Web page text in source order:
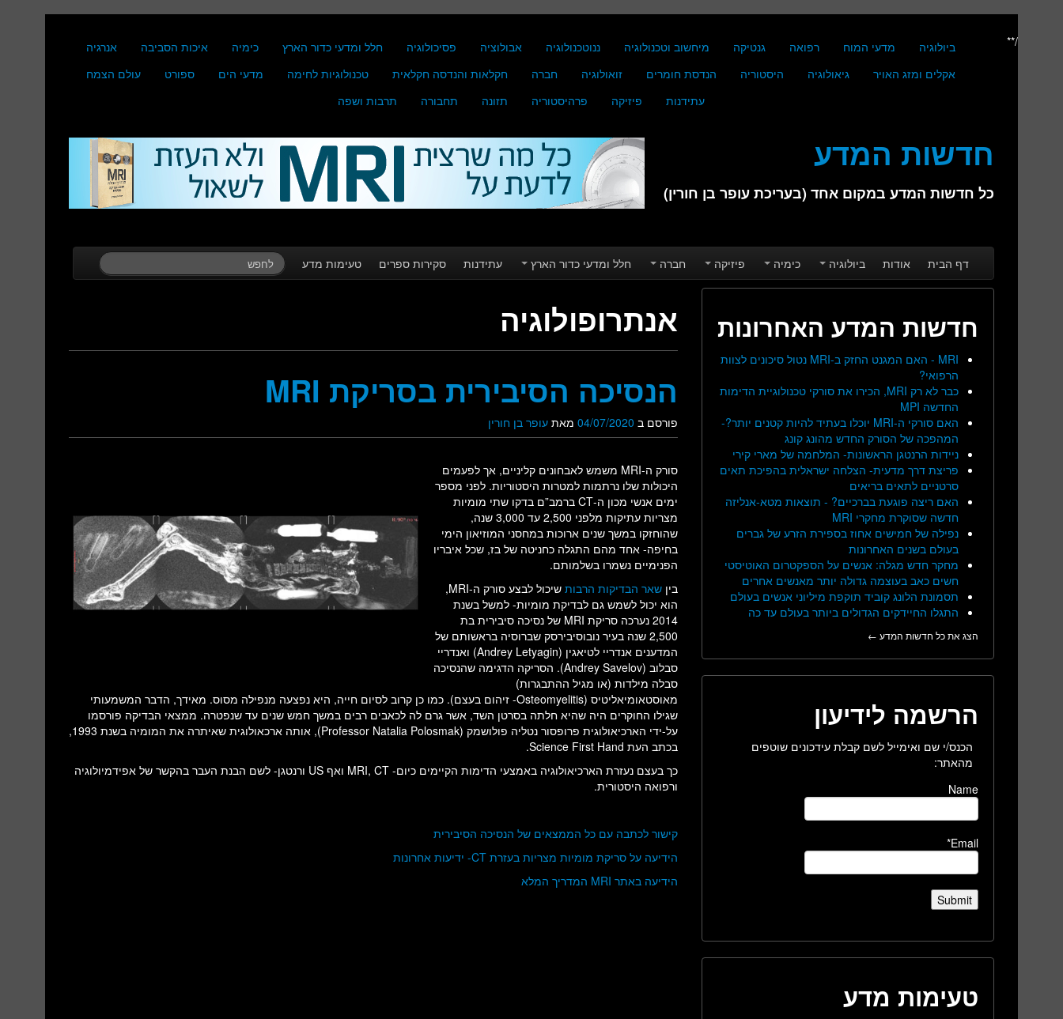
ביולוגיה מדעי המוח רפואה גנטיקה מיחשוב וטכנולוגיה ננוטכנולוגיה אבולוציה פסיכולוגיה חלל ומדעי כדור הארץ כימיה איכות הסביבה
אנרגיה
אקלים ומזג האויר
גיאולוגיה היסטוריה הנדסת חומרים זואולוגיה חברה חקלאות והנדסה חקלאית טכנולוגיות לחימה מדעי הים ספורט
עולם הצמח
עתידנות
פיזיקה פרהיסטוריה תזונה תחבורה תרבות ושפה
חדשות המדע
כל חדשות המדע במקום אחד (בעריכת עופר בן חורין)
Main menu
דף הבית אודות ביולוגיה כימיה פיזיקה חברה חלל ומדעי כדור הארץ עתידנות סקירות ספרים טעימות מדע
אנתרופולוגיה
הנסיכה הסיבירית בסריקת MRI
פורסם ב 04/07/2020 מאת עופר בן חורין
סורק ה-MRI משמש לאבחונים קליניים, אך לפעמים
היכולות שלו נרתמות למטרות היסטוריות. לפני מספר
ימים אנשי מכון ה-CT ברמב”ם בדקו שתי מומיות
מצריות עתיקות מלפני 2,500 עד 3,000 שנה,
שהוחזקו במשך שנים ארוכות במחסני המוזיאון הימי
בחיפה- אחד מהם התגלה כחניטה של בז, שכל איבריו
הפנימיים נשמרו בשלמותם.
בין שאר הבדיקות הרבות
שיכול לבצע סורק ה-MRI,
הוא יכול לשמש גם לבדיקת מומיות- למשל בשנת
2014 נערכה סריקת MRI של נסיכה סיבירית בת
2,500 שנה בעיר נובוסיבירסק שברוסיה בראשותם של
המדענים אנדריי לטיאגין (Andrey Letyagin) ואנדריי
סבלוב (Andrey Savelov). הסריקה הדגימה שהנסיכה
סבלה מילדות (או מגיל ההתבגרות)
מאוסטאומיאליטיס (Osteomyelitis- זיהום בעצם). כמו כן קרוב לסיום חייה, היא נפצעה מנפילה מסוס. מאידך, הדבר המשמעותי
שגילו החוקרים היה שהיא חלתה בסרטן השד, אשר גרם לה לכאבים רבים במשך חמש שנים עד שנפטרה. ממצאי הבדיקה פורסמו
על-ידי הארכיאולוגית פרופסור נטליה פולושמק (Professor Natalia Polosmak), אותה ארכאולוגית שאיתרה את המומיה בשנת 1993,
בכתב העת Science First Hand.
כך בעצם נעזרת הארכיאולוגיה באמצעי הדימות הקיימים כיום- MRI, CT ואף US ורנטגן- לשם הבנת העבר בהקשר של אפידמיולוגיה
ורפואה היסטורית.
קישור לכתבה עם כל הממצאים של הנסיכה הסיבירית
הידיעה על סריקת מומיות מצריות בעזרת CT- ידיעות אחרונות
הידיעה באתר MRI המדריך המלא
חדשות המדע האחרונות
MRI - האם המגנט החזק ב-MRI נטול סיכונים לצוות
הרפואי?
כבר לא רק MRI, הכירו את סורקי טכנולוגיית הדימות
החדשה MPI
האם סורקי ה-MRI יוכלו בעתיד להיות קטנים יותר?-
המהפכה של הסורק החדש מהונג קונג
ניידות הרנטגן הראשונות- המלחמה של מארי קירי
פריצת דרך מדעית- הצלחה ישראלית בהפיכת תאים
סרטניים לתאים בריאים
האם ריצה פוגעת בברכיים? - תוצאות מטא-אנליזה
חדשה שסוקרת מחקרי MRI
נפילה של חמישים אחוז בספירת הזרע של גברים
בעולם בשנים האחרונות
מחקר חדש מגלה: אנשים על הספקטרום האוטיסטי
חשים כאב בעוצמה גדולה יותר מאנשים אחרים
תסמונת הלונג קוביד תוקפת מיליוני אנשים בעולם
התגלו החיידקים הגדולים ביותר בעולם עד כה
הצג את כל חדשות המדע ←
הרשמה לידיעון
הכנס/י שם ואימייל לשם קבלת עידכונים שוטפים
מהאתר:
Name
Email*
טעימות מדע
/**